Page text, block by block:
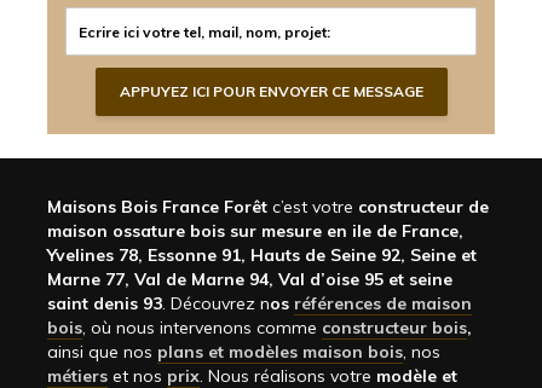
Maisons Bois France Forêt c’est votre constructeur de
maison ossature bois sur mesure en ile de France,
Yvelines 78, Essonne 91, Hauts de Seine 92, Seine et
Marne 77, Val de Marne 94, Val d’oise 95 et seine
saint denis 93. Découvrez nos références de maison
bois, où nous intervenons comme constructeur bois,
ainsi que nos plans et modèles maison bois, nos
métiers et nos prix. Nous réalisons votre modèle et